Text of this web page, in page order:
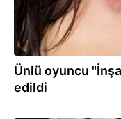
Ünlü oyuncu
edildi